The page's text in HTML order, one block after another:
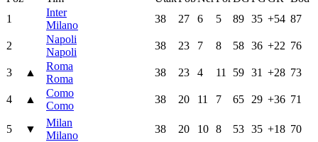
1
Inter
Milano
38 27 6 5 89 35 +54 87
2
Napoli
Napoli
38 23 7 8 58 36 +22 76
3 ▲
Roma
Roma
38 23 4 11 59 31 +28 73
4 ▲
Como
Como
38 20 11 7 65 29 +36 71
5 ▼
Milan
Milano
38 20 10 8 53 35 +18 70